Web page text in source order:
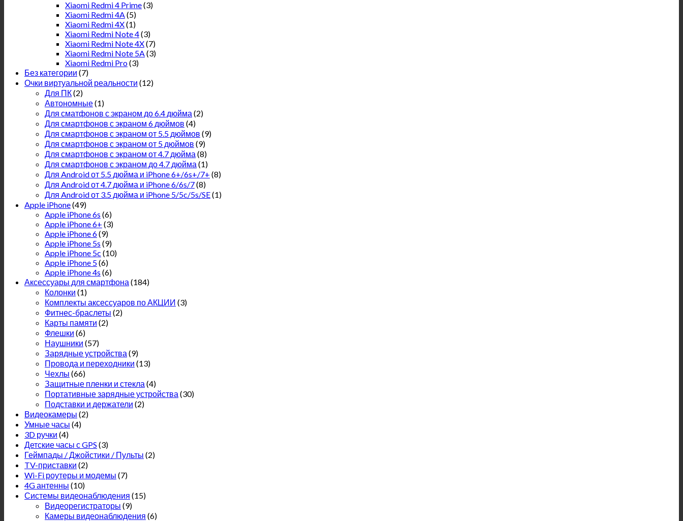
Xiaomi Redmi 4 Prime(3)
Xiaomi Redmi 4A(5)
Xiaomi Redmi 4X(1)
Xiaomi Redmi Note 4(3)
Xiaomi Redmi Note 4X(7)
Xiaomi Redmi Note 5A(3)
Xiaomi Redmi Pro(3)
Без категории (7)
Очки виртуальной реальности (12)
Для ПК(2)
Автономные(1)
Для сматфонов с экраном до 6.4 дюйма (2)
Для смартфонов с экраном 6 дюймов (4)
Для смартфонов с экраном от 5.5 дюймов (9)
Для смартфонов с экраном от 5 дюймов (9)
Для смартфонов с экраном от 4.7 дюйма (8)
Для смартфонов с экраном до 4.7 дюйма (1)
Для Android от 5.5 дюйма и iPhone 6+/6s+/7+ (8)
Для Android от 4.7 дюйма и iPhone 6/6s/7(8)
Для Android от 3.5 дюйма и iPhone 5/5c/5s/SE(1)
Apple iPhone(49)
Apple iPhone 6s (6)
Apple iPhone 6+ (3)
Apple iPhone 6(9)
Apple iPhone 5s (9)
Apple iPhone 5c (10)
Apple iPhone 5(6)
Apple iPhone 4s (6)
Аксессуары для смартфона (184)
Колонки (1)
Комплекты аксессуаров по АКЦИИ (3)
Фитнес-браслеты (2)
Карты памяти (2)
Флешки (6)
Наушники (57)
Зарядные устройства (9)
Провода и переходники (13)
Чехлы (66)
Защитные пленки и стекла (4)
Портативные зарядные устройства (30)
Подставки и держатели (2)
Видеокамеры (2)
Умные часы (4)
3D ручки (4)
Детские часы с GPS (3)
Геймпады / Джойстики / Пульты (2)
TV-приставки (2)
Wi-Fi роутеры и модемы (7)
4G антенны (10)
Системы видеонаблюдения (15)
Видеорегистраторы (9)
Камеры видеонаблюдения (6)